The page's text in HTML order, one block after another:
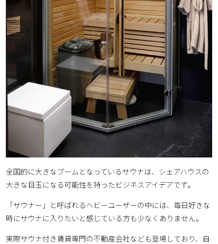
全国的に大きなブームとなっているサウナは、シェアハウスの
大きな目玉になる可能性を持ったビジネスアイデアです。
「サウナー」と呼ばれるヘビーユーザーの中には、毎日好きな
時にサウナに入りたいと感じている方も少なくありません。
実際サウナ付き賃貸専門の不動産会社なども登場しており、自